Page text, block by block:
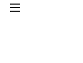
Basculer
la
☰